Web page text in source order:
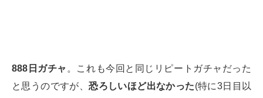
888日ガチャ 。これも今回と同じリピートガチャだった
と思うのですが、恐ろしいほど出なかった(特に3日目以